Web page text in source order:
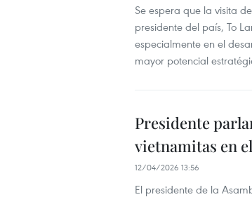
Se espera que la visita
presidente del país, To
especialmente en el
mayor potencial
Presidente
vietnamitas en
12/04/2026 13:56
El presidente de la